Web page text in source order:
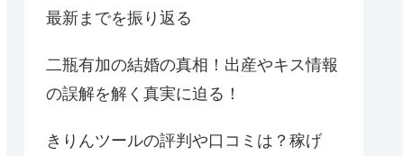
最新までを振り返る
二瓶有加の結婚の真相！出産やキス情報
の誤解を解く真実に迫る！
きりんツールの評判や口コミは？稼げ